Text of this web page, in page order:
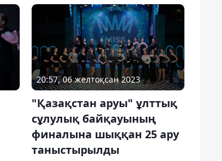
20:57, 06 желтоқсан 2023
"Қазақстан аруы" ұлттық
сұлулық байқауының
финалына шыққан 25 ару
таныстырылды